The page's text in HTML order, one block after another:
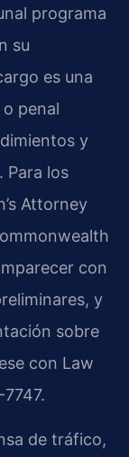
programa
su
es una
penal
y
Para los
Attorney
con
y
sobre
con Law
de tráfico,